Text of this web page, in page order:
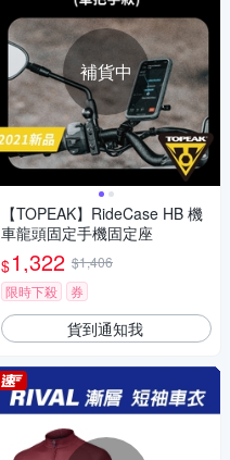
補貨中
【TOPEAK】RideCase HB 機
車龍頭固定手機固定座
$1,322 $1,406
限時下殺
券
貨到通知我